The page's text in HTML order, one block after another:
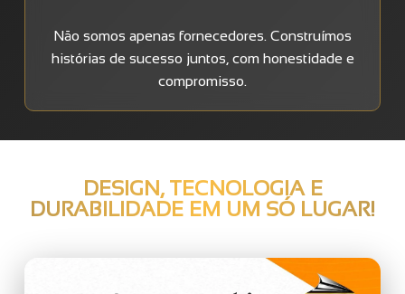
Não somos apenas fornecedores. Construímos
histórias de sucesso juntos, com honestidade e
compromisso.
DESIGN, TECNOLOGIA E
DURABILIDADE EM UM SÓ LUGAR!